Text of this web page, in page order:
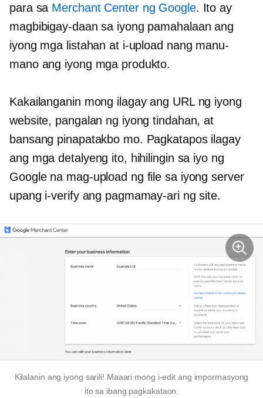
para sa Merchant Center ng Google. Ito ay
magbibigay-daan sa iyong pamahalaan ang
iyong mga listahan at i-upload nang manu-
mano ang iyong mga produkto.
Kakailanganin mong ilagay ang URL ng iyong
website, pangalan ng iyong tindahan, at
bansang pinapatakbo mo. Pagkatapos ilagay
ang mga detalyeng ito, hihilingin sa iyo ng
Google na mag-upload ng file sa iyong server
upang i-verify ang pagmamay-ari ng site.
Kilalanin ang iyong sarili! Maaari mong i-edit ang impormasyong
ito sa ibang pagkakataon.